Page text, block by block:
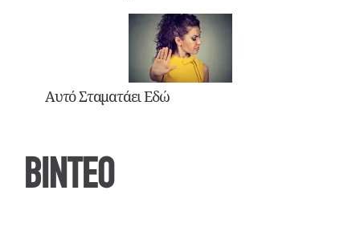
Αυτό Σταματάει Εδώ
ΒΙΝΤΕΟ